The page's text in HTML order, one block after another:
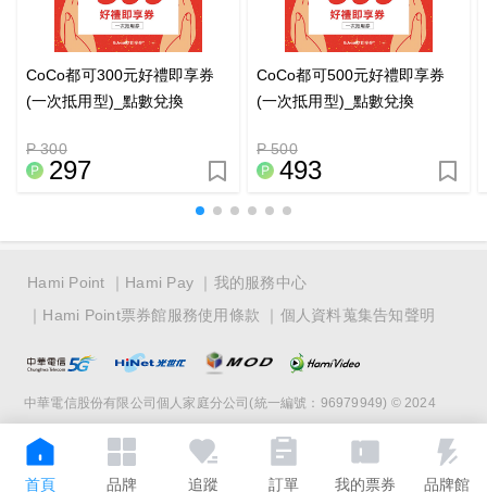
首頁 品牌 追蹤 訂單 我的票券 品牌館
CoCo都可300元好禮即享券
(一次抵用型)_點數兌換
P 300
297
CoCo都可500元好禮即享券
(一次抵用型)_點數兌換
P 500
493
Hami Point Hami Pay
我的服務中心
Hami Point票券館服務使用條款
個人資料蒐集告知聲明
中華電信股份有限公司個人家庭分公司(統一編號：96979949) © 2024